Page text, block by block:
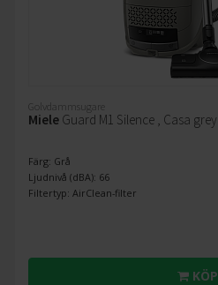
Golvdammsugare
Miele Guard M1 Silence , Casa grey
Färg: Grå
Ljudnivå (dBA): 66
Filtertyp: AirClean-filter
KÖP